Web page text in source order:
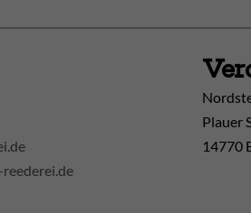
Plauer
14770